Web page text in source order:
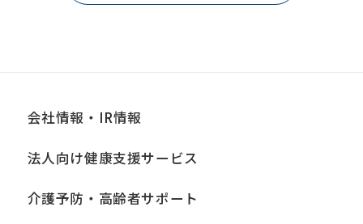
会社情報・IR情報
法人向け健康支援サービス
介護予防・高齢者サポート